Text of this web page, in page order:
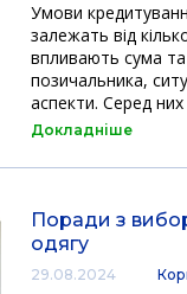
Умови
залежать від
впливають сума та
позичальника,
аспекти. Серед
Докладніше
Поради з
одягу
29.08.2024